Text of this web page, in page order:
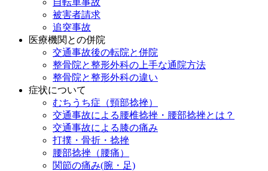
自転車事故
被害者請求
追突事故
医療機関との併院
交通事故後の転院と併院
整骨院と整形外科の上手な通院方法
整骨院と整形外科の違い
症状について
むちうち症（頸部捻挫）
交通事故による腰椎捻挫・腰部捻挫とは？
交通事故による膝の痛み
打撲・骨折・捻挫
腰部捻挫（腰痛）
関節の痛み(腕・足)